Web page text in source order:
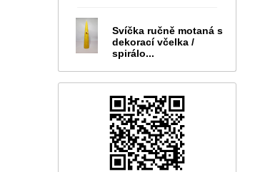
Svíčka ručně motaná s
dekorací včelka /
spirálo...